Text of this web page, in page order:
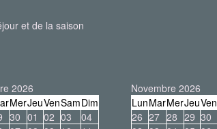
et de la saison
2026
MerJeuVenSamDim
30 01 02 03
04
Novembre 2026
LunMarMerJeuVen
26 27 28 29 30